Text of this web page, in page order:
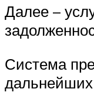
Далее –
Система